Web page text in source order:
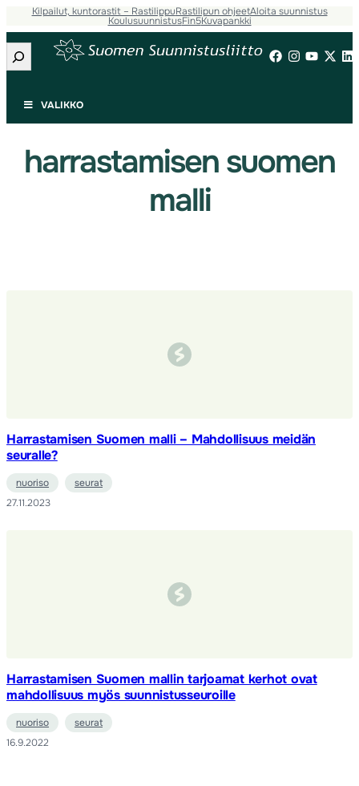
Siirry
sisältöön
Kilpailut, kuntorastit – RastilippuRastilipun ohjeetAloita suunnistus
KoulusuunnistusFin5Kuvapankki
Etsi
VALIKKO
harrastamisen suomen
malli
Harrastamisen Suomen malli – Mahdollisuus meidän
seuralle?
nuoriso
seurat
27.11.2023
Harrastamisen Suomen mallin tarjoamat kerhot ovat
mahdollisuus myös suunnistusseuroille
nuoriso
seurat
16.9.2022